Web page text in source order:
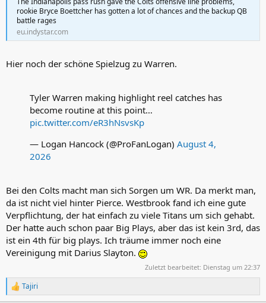
rookie Bryce Boettcher has gotten a lot of chances and the backup QB
battle rages
eu.indystar.com
Hier noch der schöne Spielzug zu Warren.
Tyler Warren making highlight reel catches has
become routine at this point…
pic.twitter.com/eR3hNsvsKp
— Logan Hancock (@ProFanLogan) August 4,
2026
Bei den Colts macht man sich Sorgen um WR. Da merkt man,
da ist nicht viel hinter Pierce. Westbrook fand ich eine gute
Verpflichtung, der hat einfach zu viele Titans um sich gehabt.
Der hatte auch schon paar Big Plays, aber das ist kein 3rd, das
ist ein 4th für big plays. Ich träume immer noch eine
Vereinigung mit Darius Slayton.
Zuletzt bearbeitet: Dienstag um 22:37
R
e
Tajiri